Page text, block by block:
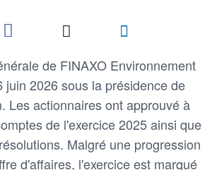
de FINAXO Environnement
juin 2026 sous la présidence de
Les actionnaires ont approuvé à
de l'exercice 2025 ainsi que
Malgré une progression
d'affaires, l'exercice est marqué